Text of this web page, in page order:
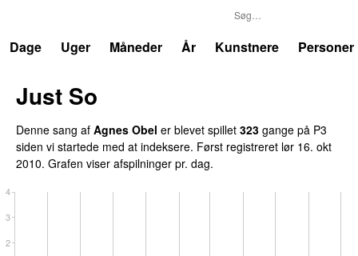
Dage
Uger Måneder År Kunstnere Personer
Just So
Denne sang af Agnes Obel er blevet spillet 323 gange på P3
siden vi startede med at indeksere. Først registreret lør 16. okt
2010. Grafen viser afspilninger pr. dag.
2
3
4